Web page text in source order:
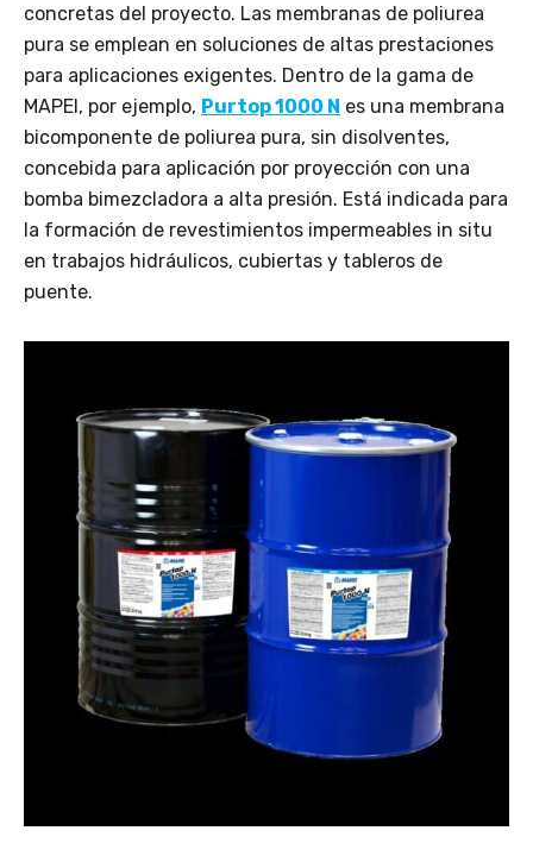
concretas del proyecto. Las membranas de poliurea
pura se emplean en soluciones de altas prestaciones
para aplicaciones exigentes. Dentro de la gama de
MAPEI, por ejemplo, Purtop 1000 N es una membrana
bicomponente de poliurea pura, sin disolventes,
concebida para aplicación por proyección con una
bomba bimezcladora a alta presión. Está indicada para
la formación de revestimientos impermeables in situ
en trabajos hidráulicos, cubiertas y tableros de
puente.